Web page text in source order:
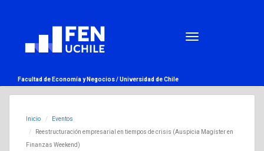
Facultad de Economía y Negocios /Universidad de Chile
Inicio
Eventos
Reestructuración empresarial en tiempos de crisis (Auspicia Magíster en
Finanzas Weekend)